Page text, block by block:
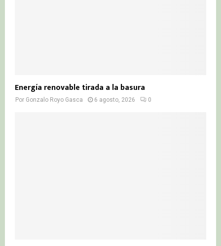
Energía renovable tirada a la basura
Por Gonzalo Royo Gasca 6 agosto, 2026 0